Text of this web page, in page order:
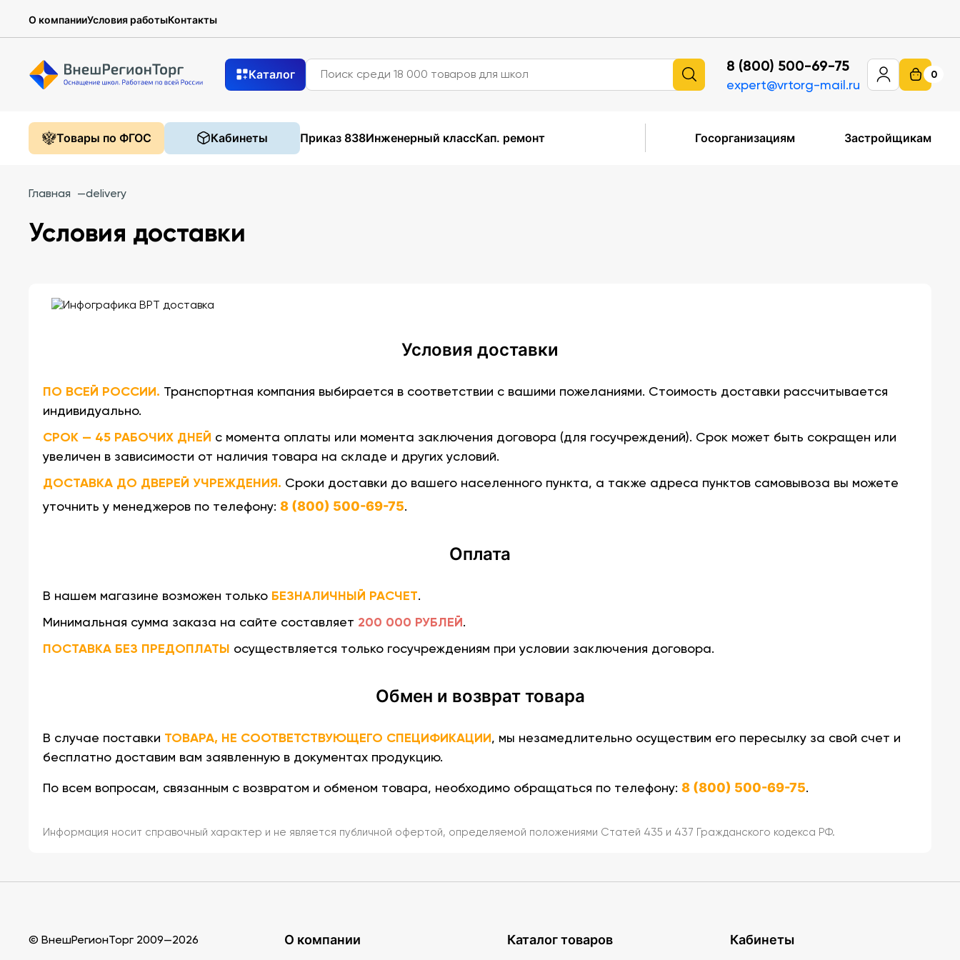
О компанииУсловия работыКонтакты
Каталог 8 (800) 500-69-75
expert@vrtorg-mail.ru
0
Товары по ФГОС Кабинеты Приказ 838Инженерный классКап. ремонт Госорганизациям Застройщикам
Главная —delivery
Условия доставки
Условия доставки
ПО ВСЕЙ РОССИИ. Транспортная компания выбирается в соответствии с вашими пожеланиями. Стоимость доставки рассчитывается
индивидуально.
СРОК — 45 РАБОЧИХ ДНЕЙ с момента оплаты или момента заключения договора (для госучреждений). Срок может быть сокращен или
увеличен в зависимости от наличия товара на складе и других условий.
ДОСТАВКА ДО ДВЕРЕЙ УЧРЕЖДЕНИЯ. Сроки доставки до вашего населенного пункта, а также адреса пунктов самовывоза вы можете
уточнить у менеджеров по телефону: 8 (800) 500-69-75.
Оплата
В нашем магазине возможен только БЕЗНАЛИЧНЫЙ РАСЧЕТ.
Минимальная сумма заказа на сайте составляет 200 000 РУБЛЕЙ.
ПОСТАВКА БЕЗ ПРЕДОПЛАТЫ осуществляется только госучреждениям при условии заключения договора.
Обмен и возврат товара
В случае поставки ТОВАРА, НЕ СООТВЕТСТВУЮЩЕГО СПЕЦИФИКАЦИИ, мы незамедлительно осуществим его пересылку за свой счет и
бесплатно доставим вам заявленную в документах продукцию.
По всем вопросам, связанным с возвратом и обменом товара, необходимо обращаться по телефону: 8 (800) 500-69-75.
Информация носит справочный характер и не является публичной офертой, определяемой положениями Статей 435 и 437 Гражданского кодекса РФ.
© ВнешРегионТорг 2009—2026 О компании Каталог товаров Кабинеты